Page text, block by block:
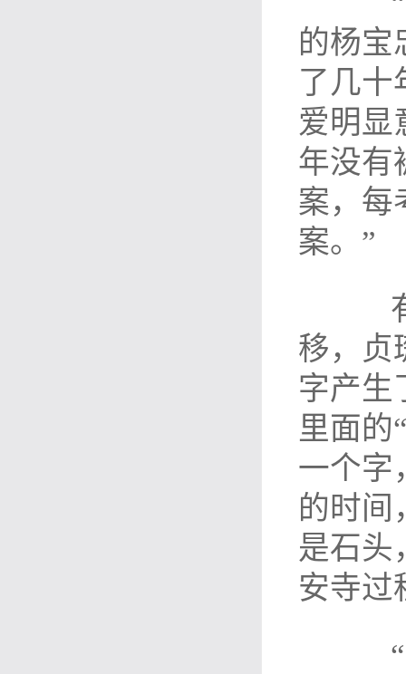
的杨宝
了几十
爱明显
年没有
案，每
案。”
有
移，贞
字产生
里面的
一个字
的时间
是石头
安寺过
“大